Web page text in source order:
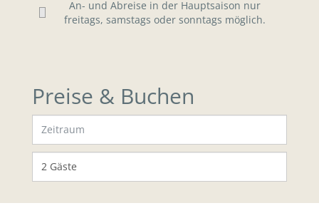
An- und Abreise in der Hauptsaison nur
freitags, samstags oder sonntags möglich.
Preise & Buchen